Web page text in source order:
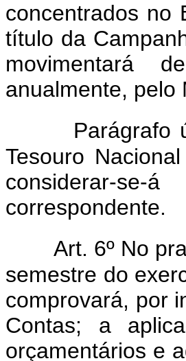
concentrados no
título da
movimentará
anualmente, pelo
Parágrafo
Tesouro
considerar-se-
correspondente.
Art. 6º No
semestre do
comprovará, por
Contas; a
orçamentários e